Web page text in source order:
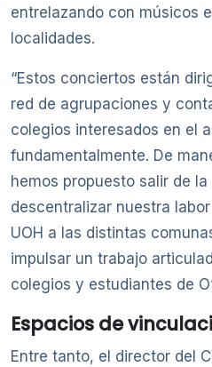
entrelazando con músicos
localidades.
“Estos conciertos están
red de agrupaciones y
colegios interesados en el
fundamentalmente. De
hemos propuesto salir de
descentralizar nuestra
UOH a las distintas
impulsar un trabajo
colegios y estudiantes de
Espacios de
Entre tanto, el director del